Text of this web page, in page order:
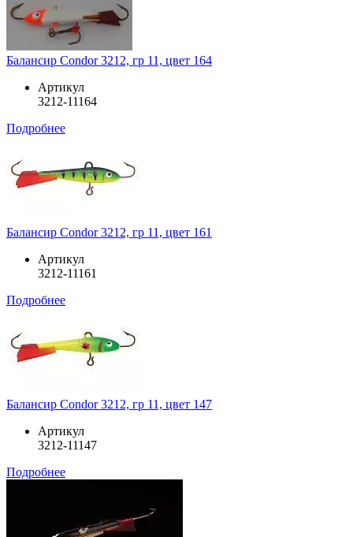
Балансир Condor 3212, гр 11, цвет 164
Артикул
3212-11164
Подробнее
Балансир Condor 3212, гр 11, цвет 161
Артикул
3212-11161
Подробнее
Балансир Condor 3212, гр 11, цвет 147
Артикул
3212-11147
Подробнее